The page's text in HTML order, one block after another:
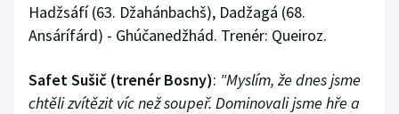
Hadžsáfí (63. Džahánbachš), Dadžagá (68.
Ansárífárd) - Ghúčanedžhád. Trenér: Queiroz.
Safet Sušič (trenér Bosny): "Myslím, že dnes jsme
chtěli zvítězit víc než soupeř. Dominovali jsme hře a